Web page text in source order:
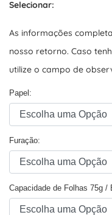
Selecionar:
As informações
nosso retorno. Caso
utilize o campo de
Papel:
Furação:
Capacidade de Folhas 75g